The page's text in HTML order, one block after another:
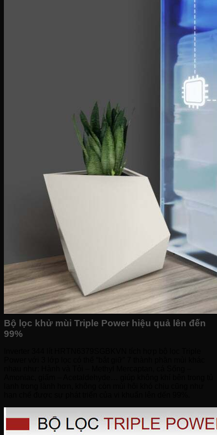
Bộ lọc khử mùi Triple Power hiệu quả lên đến
99%